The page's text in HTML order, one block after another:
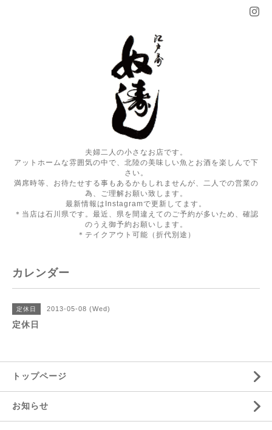
夫婦二人の小さなお店です。
アットホームな雰囲気の中で、北陸の美味しい魚とお酒を楽しんで下
さい。
満席時等、お待たせする事もあるかもしれませんが、二人での営業の
為、ご理解お願い致します。
最新情報はInstagramで更新してます。
＊当店は石川県です。最近、県を間違えてのご予約が多いため、確認
のうえ御予約お願いします。
＊テイクアウト可能（折代別途）
カレンダー
定休日 2013-05-08 (Wed)
定休日
トップページ
お知らせ